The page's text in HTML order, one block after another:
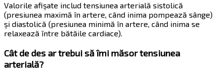
Valorile afișate includ tensiunea arterială sistolică
(presiunea maximă în artere, când inima pompează sânge)
și diastolică (presiunea minimă în artere, când inima se
relaxează între bătăile cardiace).
Cât de des ar trebui să îmi măsor tensiunea
arterială?